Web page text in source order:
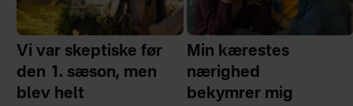
Vi var skeptiske før
den 1. sæson, men
blev helt
Min kærestes
nærighed
bekymrer mig